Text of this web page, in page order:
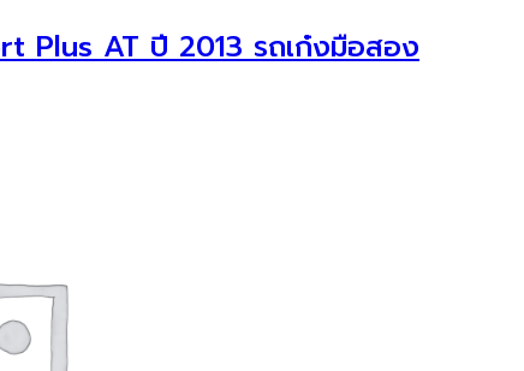
Plus AT ปี 2013 รถเก๋งมือสอง